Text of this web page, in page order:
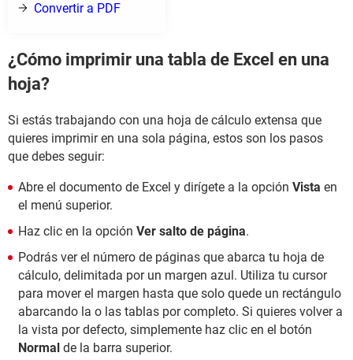
Convertir a PDF
¿Cómo imprimir una tabla de Excel en una
hoja?
Si estás trabajando con una hoja de cálculo extensa que
quieres imprimir en una sola página, estos son los pasos
que debes seguir:
Abre el documento de Excel y dirígete a la opción Vista en
el menú superior.
Haz clic en la opción Ver salto de página.
Podrás ver el número de páginas que abarca tu hoja de
cálculo, delimitada por un margen azul. Utiliza tu cursor
para mover el margen hasta que solo quede un rectángulo
abarcando la o las tablas por completo. Si quieres volver a
la vista por defecto, simplemente haz clic en el botón
Normal de la barra superior.